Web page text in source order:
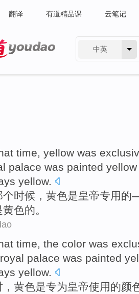
翻译 有道精品课 云笔记
中英
time, yellow was
palace was painted yellow
yellow.
个时候 ， 黄色是皇帝专用的
黄色的。
time, the color was
palace was painted
yellow.
， 黄色是专为皇帝使用的颜